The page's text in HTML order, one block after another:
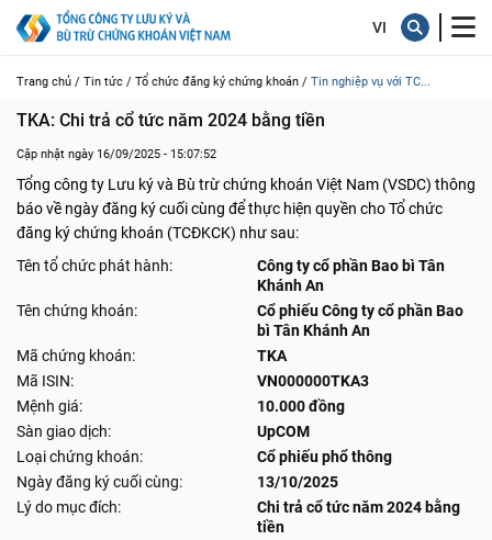
Trang chủ / Tin tức / Tổ chức đăng ký chứng khoán / Tin nghiệp vụ với TC...
TKA: Chi trả cổ tức năm 2024 bằng tiền
Cập nhật ngày 16/09/2025 - 15:07:52
Tổng công ty Lưu ký và Bù trừ chứng khoán Việt Nam (VSDC) thông
báo về ngày đăng ký cuối cùng để thực hiện quyền cho Tổ chức
đăng ký chứng khoán (TCĐKCK) như sau:
Tên tổ chức phát hành:
Công ty cổ phần Bao bì Tân
Khánh An
Tên chứng khoán:
Cổ phiếu Công ty cổ phần Bao
bì Tân Khánh An
Mã chứng khoán:
TKA
Mã ISIN:
VN000000TKA3
Mệnh giá:
10.000 đồng
Sàn giao dịch:
UpCOM
Loại chứng khoán:
Cổ phiếu phổ thông
Ngày đăng ký cuối cùng:
13/10/2025
Lý do mục đích:
Chi trả cổ tức năm 2024 bằng
tiền